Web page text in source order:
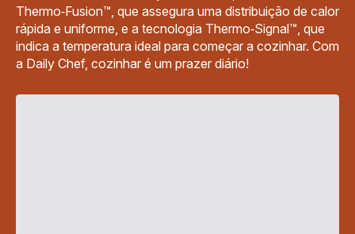
Thermo‑Fusion™, que assegura uma distribuição de calor
rápida e uniforme, e a tecnologia Thermo‑Signal™, que
indica a temperatura ideal para começar a cozinhar. Com
a Daily Chef, cozinhar é um prazer diário!